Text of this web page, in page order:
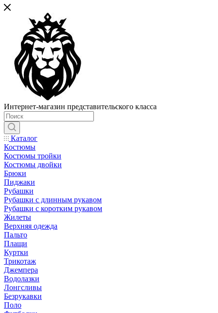
Интернет-магазин представительского класса
Каталог
Костюмы
Костюмы тройки
Костюмы двойки
Брюки
Пиджаки
Рубашки
Рубашки с длинным рукавом
Рубашки с коротким рукавом
Жилеты
Верхняя одежда
Пальто
Плащи
Куртки
Трикотаж
Джемпера
Водолазки
Лонгсливы
Безрукавки
Поло